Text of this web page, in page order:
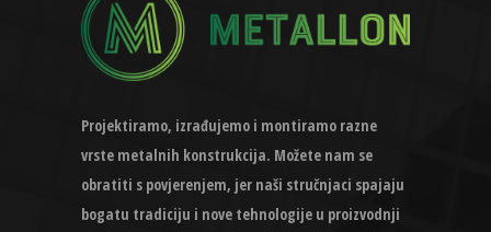
Projektiramo, izrađujemo i montiramo razne
vrste metalnih konstrukcija. Možete nam se
obratiti s povjerenjem, jer naši stručnjaci spajaju
bogatu tradiciju i nove tehnologije u proizvodnji